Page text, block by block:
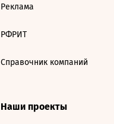
Реклама
РФРИТ
Справочник компаний
Наши проекты